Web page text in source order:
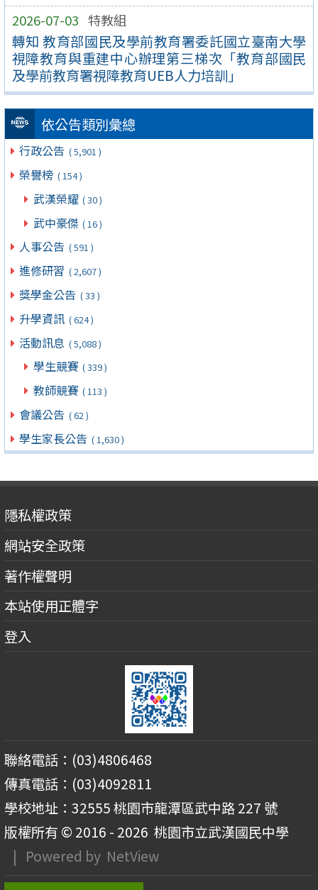
2026-07-03 特教組
轉知 教育部國民及學前教育署委託國立臺南大學
視障教育與重建中心辦理第三梯次「教育部國民
及學前教育署視障教育UEB人力培訓」
依公告類別彙總
行政公告 ( 5,901 )
榮譽榜 ( 154 )
武漢榮耀 ( 30 )
武中豪傑 ( 16 )
人事公告 ( 591 )
進修研習 ( 2,607 )
獎學金公告 ( 33 )
升學資訊 ( 624 )
活動訊息 ( 5,088 )
學生競賽 ( 339 )
教師競賽 ( 113 )
會議公告 ( 62 )
學生家長公告 ( 1,630 )
隱私權政策
網站安全政策
著作權聲明
本站使用正體字
登入
聯絡電話：(03)4806468
傳真電話：(03)4092811
學校地址：32555 桃園市龍潭區武中路 227 號
版權所有 © 2016 - 2026 桃園市立武漢國民中學
| Powered by NetView